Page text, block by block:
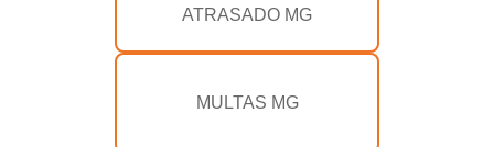
ATRASADO MG
MULTAS MG